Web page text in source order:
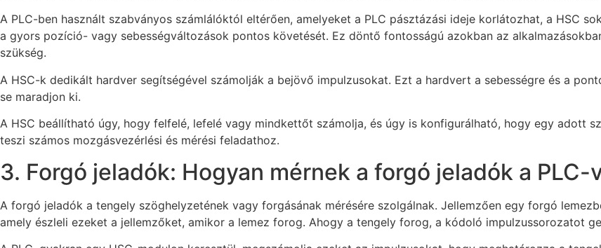
A PLC-ben használt szabványos számlálóktól eltérően, amelyeket a PLC pásztázási ideje korlátozhat, a HSC
a gyors pozíció- vagy sebességváltozások pontos követését. Ez döntő fontosságú azokban az
szükség.
A HSC-k dedikált hardver segítségével számolják a bejövő impulzusokat. Ezt a hardvert a sebességre és a
se maradjon ki.
A HSC beállítható úgy, hogy felfelé, lefelé vagy mindkettőt számolja, és úgy is konfigurálható, hogy egy adott
teszi számos mozgásvezérlési és mérési feladathoz.
3. Forgó jeladók: Hogyan mérnek a forgó jeladók a PLC-
A forgó jeladók a tengely szöghelyzetének vagy forgásának mérésére szolgálnak. Jellemzően egy forgó
amely észleli ezeket a jellemzőket, amikor a lemez forog. Ahogy a tengely forog, a kódoló impulzussorozatot